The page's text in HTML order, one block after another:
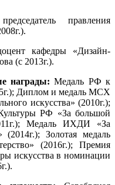
правления
кафедры «Дизайн-
(с 2013г.).
награды:Медаль РФ к
Диплом и медаль МСХ
искусства» (2010г.);
РФ «За большой
Медаль ИХДИ «За
(2014г.); Золотая медаль
(2016г.); Премия
искусства в номинации